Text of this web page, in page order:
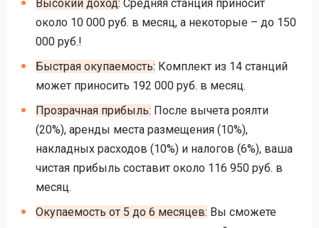
Высокий доход: Средняя станция приносит
около 10 000 руб. в месяц, а некоторые – до 150
000 руб.!
Быстрая окупаемость: Комплект из 14 станций
может приносить 192 000 руб. в месяц.
Прозрачная прибыль: После вычета роялти
(20%), аренды места размещения (10%),
накладных расходов (10%) и налогов (6%), ваша
чистая прибыль составит около 116 950 руб. в
месяц.
Окупаемость от 5 до 6 месяцев: Вы сможете